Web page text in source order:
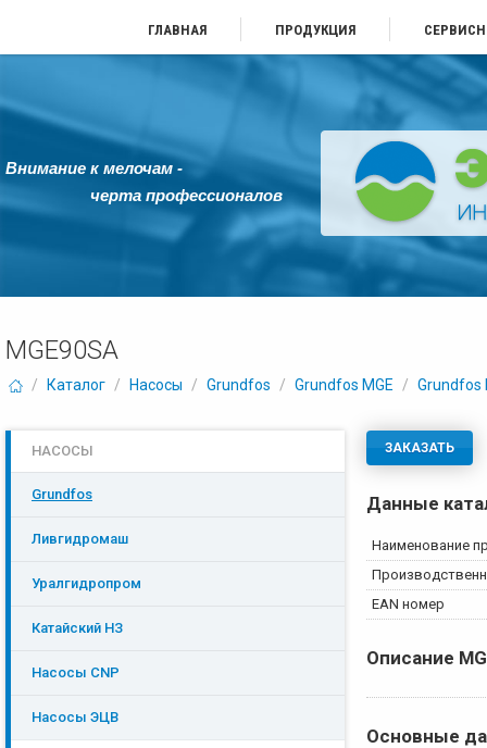
ГЛАВНАЯ ПРОДУКЦИЯ
Внимание к мелочам -
черта профессионалов
MGE90SA
/ Каталог / Насосы / Grundfos / Grundfos MGE / Grundfos
ЗАКАЗАТЬ
Данные
Наименование
EAN номер
Описание
Основные
НАСОСЫ
Grundfos
Ливгидромаш
Уралгидропром
Катайский НЗ
Насосы CNP
Насосы ЭЦB